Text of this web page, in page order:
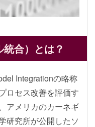
合）とは？
Integrationの略称
ロセス改善を評価す
アメリカのカーネギ
研究所が公開したソ